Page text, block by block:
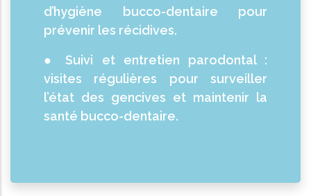
d’hygiène bucco-dentaire pour
prévenir les récidives.
● Suivi et entretien parodontal :
visites régulières pour surveiller
l’état des gencives et maintenir la
santé bucco-dentaire.